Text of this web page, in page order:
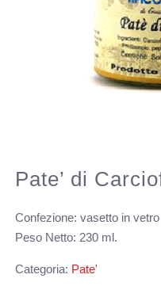
Pate’ di
Confezione: vasetto in vetro
Peso Netto: 230 ml.
Categoria: Pate'